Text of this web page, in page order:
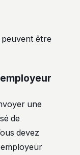
peuvent être
une
de
devez
employeur